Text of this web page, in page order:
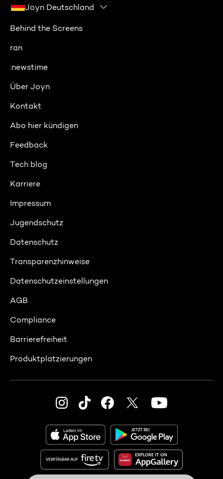
Joyn Deutschland
Behind the Screens
ran
:newstime
Über Joyn
Kontakt
Abo hier kündigen
Feedback
Tech blog
Karriere
Impressum
Jugendschutz
Datenschutz
Transparenzhinweise
Datenschutzeinstellungen
AGB
Compliance
Barrierefreiheit
Produktplatzierungen